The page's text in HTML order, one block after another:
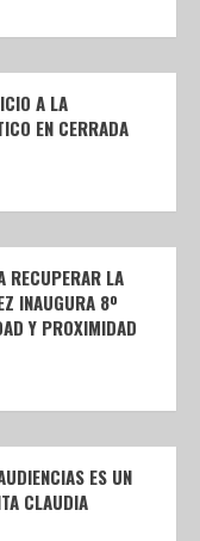
A LA
EN CERRADA
RECUPERAR LA
INAUGURA 8º
Y PROXIMIDAD
ES UN
CLAUDIA